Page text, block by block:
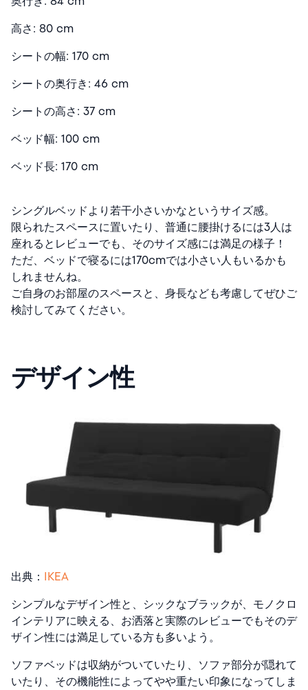
高さ: 80 cm
シートの幅: 170 cm
シートの奥行き: 46 cm
シートの高さ: 37 cm
ベッド幅: 100 cm
ベッド長: 170 cm
シングルベッドより若干小さいかなというサイズ感。
限られたスペースに置いたり、普通に腰掛けるには3人は
座れるとレビューでも、そのサイズ感には満足の様子！
ただ、ベッドで寝るには170cmでは小さい人もいるかも
しれませんね。
ご自身のお部屋のスペースと、身長なども考慮してぜひご
検討してみてください。
デザイン性
出典： IKEA
シンプルなデザイン性と、シックなブラックが、モノクロ
インテリアに映える、お洒落と実際のレビューでもそのデ
ザイン性には満足している方も多いよう。
ソファベッドは収納がついていたり、ソファ部分が隠れて
いたり、その機能性によってやや重たい印象になってしま